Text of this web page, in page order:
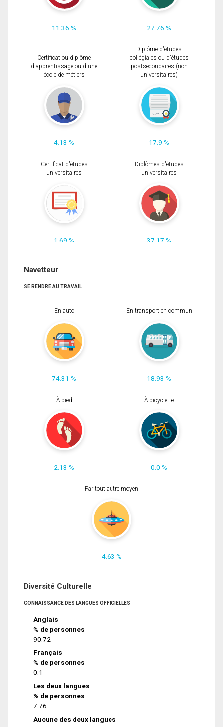
11.36 % 27.76 %
Certificat ou diplôme
d'apprentissage ou d'une
école de métiers
4.13 %
Diplôme d'études
collégiales ou d'études
postsecondaires (non
universitaires)
17.9 %
Certificat d'études
universitaires
1.69 %
Diplômes d'études
universitaires
37.17 %
Navetteur
SE RENDRE AU TRAVAIL
En auto
74.31 %
En transport en commun
18.93 %
À pied
2.13 %
À bicyclette
0.0 %
Par tout autre moyen
4.63 %
Diversité Culturelle
CONNAISSANCE DES LANGUES OFFICIELLES
Anglais
% de personnes
90.72
Français
% de personnes
0.1
Les deux langues
% de personnes
7.76
Aucune des deux langues